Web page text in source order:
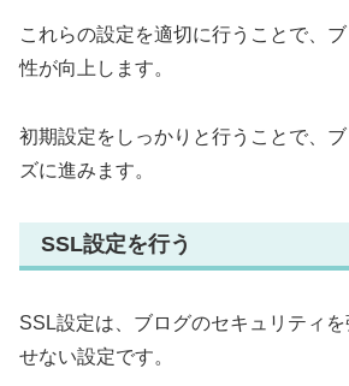
これらの設定を適切に行うことで、
性が向上します。
初期設定をしっかりと行うことで、
ズに進みます。
SSL設定を行う
SSL設定は、ブログのセキュリティ
せない設定です。